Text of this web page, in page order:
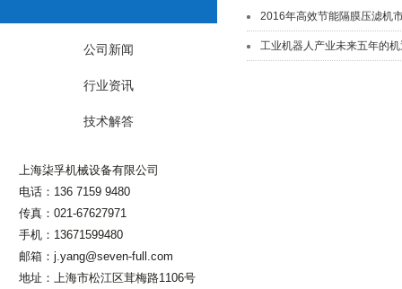
公司新闻
行业资讯
技术解答
上海柒孚机械设备有限公司
电话：136 7159 9480
传真：021-67627971
手机：13671599480
邮箱：j.yang@seven-full.com
地址：上海市松江区茸梅路1106号
2016年高效节能隔膜压滤机
工业机器人产业未来五年的